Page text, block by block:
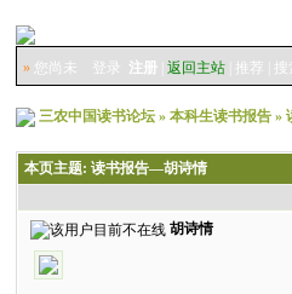
» 您尚未 登录 注册 |返回主站 推荐
三农中国读书论坛 »本科生读书报告 »
本页主题: 读书报告—胡诗情
胡诗情